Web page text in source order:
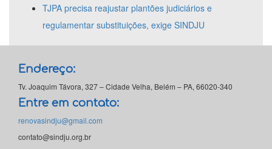
TJPA precisa reajustar plantões judiciários e
regulamentar substituições, exige SINDJU
Endereço:
Tv. Joaquim Távora, 327 – Cidade Velha, Belém – PA, 66020-340
Entre em contato:
renovasindju@gmail.com
contato@sindju.org.br